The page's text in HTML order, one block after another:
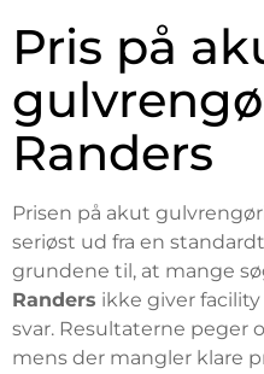
Pris på
Randers
Prisen på akut
seriøst ud fra en
grundene til, at mange
Randers ikke giver
svar. Resultaterne peger
mens der mangler klare